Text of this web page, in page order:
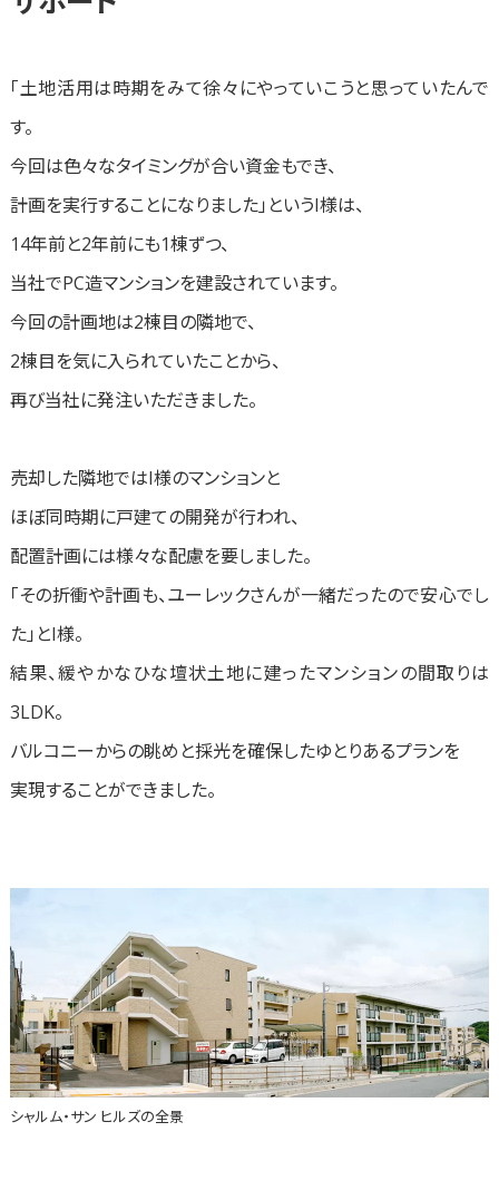
「土地活用は時期をみて徐々にやっていこうと思っていたんで
す。
今回は色々なタイミングが合い資金もでき、
計画を実行することになりました」というI様は、
14年前と2年前にも1棟ずつ、
当社でPC造マンションを建設されています。
今回の計画地は2棟目の隣地で、
2棟目を気に入られていたことから、
再び当社に発注いただきました。
売却した隣地ではI様のマンションと
ほぼ同時期に戸建ての開発が行われ、
配置計画には様々な配慮を要しました。
「その折衝や計画も、ユーレックさんが一緒だったので安心でし
た」とI様。
結果、緩やかなひな壇状土地に建ったマンションの間取りは
3LDK。
バルコニーからの眺めと採光を確保したゆとりあるプランを
実現することができました。
シャルム・サン ヒルズの全景